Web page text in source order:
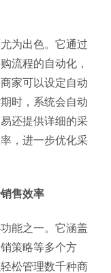
为出色。它通过
流程的自动化，
家可以设定自动
时，系统会自动
还提供详细的采
，进一步优化采
售效率
能之一。它涵盖
策略等多个方
松管理数千种商